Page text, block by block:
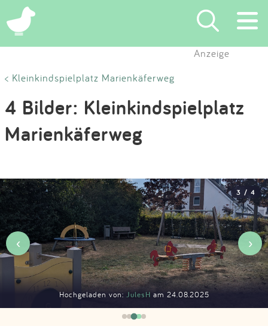
×
Suchen
Eintragen
App
Blog
Partner
Kontakt
Impressum
Anmelden
Anzeige
< Kleinkindspielplatz Marienkäferweg
4 Bilder: Kleinkindspielplatz
Marienkäferweg
Hochgeladen von: JulesH am 24.08.2025
3 / 4
‹ ›